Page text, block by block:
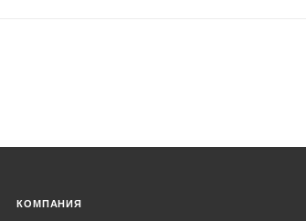
КОМПАНИЯ